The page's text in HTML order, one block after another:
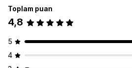
Toplam puan
4,8
5
4